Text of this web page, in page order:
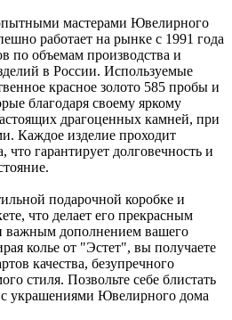
мастерами Ювелирного
работает на рынке с 1991 года
по объемам производства и
в России. Используемые
красное золото 585 пробы и
благодаря своему яркому
драгоценных камней, при
Каждое изделие проходит
что гарантирует долговечность и
подарочной коробке и
что делает его прекрасным
важным дополнением вашего
колье от "Эстет", вы получаете
качества, безупречного
стиля. Позвольте себе блистать
украшениями Ювелирного дома